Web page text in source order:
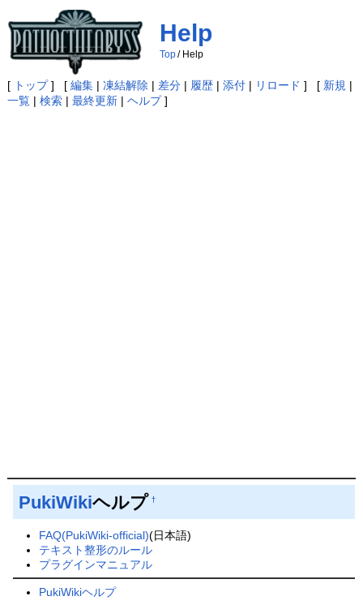
Help
Top/ Help
[ トップ] [ 編集| 凍結解除 | 差分| 履歴| 添付| リロード ] [ 新規 |
一覧| 検索| 最終更新| ヘルプ]
PukiWikiヘルプ †
FAQ(PukiWiki-official)(日本語)
テキスト整形のルール
プラグインマニュアル
PukiWikiヘルプ